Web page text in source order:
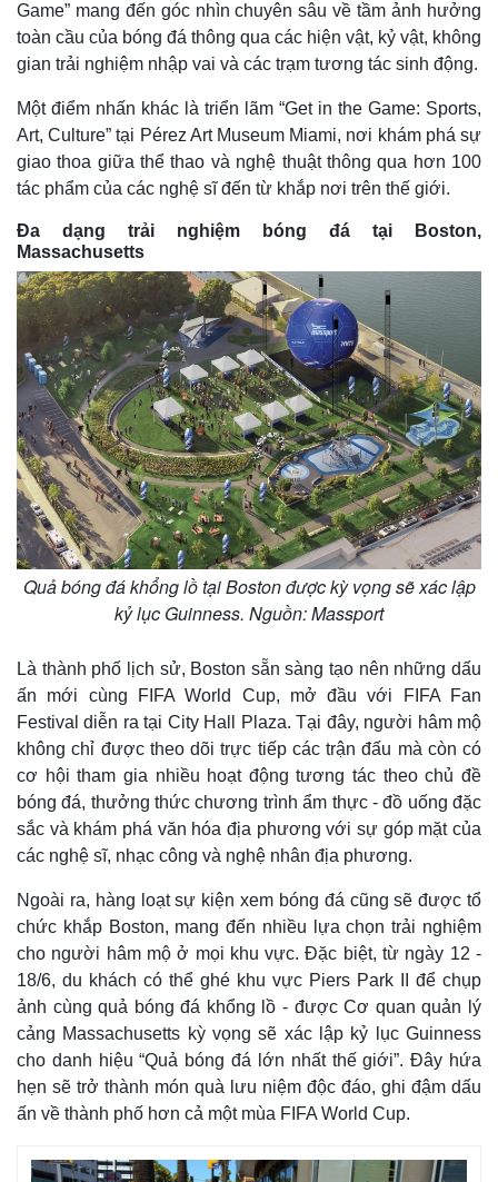
Thể thao
Bóng đá
Lịch thi đấu bóng đá
Thế giới thể thao
eSports
Hậu trường
Ô tô - Xe máy
Ô tô
Xe máy
Tư vấn
Game” mang đến góc nhìn chuyên sâu về tầm ảnh hưởng
toàn cầu của bóng đá thông qua các hiện vật, kỷ vật, không
gian trải nghiệm nhập vai và các trạm tương tác sinh động.
Một điểm nhấn khác là triển lãm “Get in the Game: Sports,
Art, Culture” tại Pérez Art Museum Miami, nơi khám phá sự
giao thoa giữa thể thao và nghệ thuật thông qua hơn 100
tác phẩm của các nghệ sĩ đến từ khắp nơi trên thế giới.
Đa dạng trải nghiệm bóng đá tại Boston,
Massachusetts
Quả bóng đá khổng lồ tại Boston được kỳ vọng sẽ xác lập
kỷ lục Guinness. Nguồn: Massport
Là thành phố lịch sử, Boston sẵn sàng tạo nên những dấu
ấn mới cùng FIFA World Cup, mở đầu với FIFA Fan
Festival diễn ra tại City Hall Plaza. Tại đây, người hâm mộ
không chỉ được theo dõi trực tiếp các trận đấu mà còn có
cơ hội tham gia nhiều hoạt động tương tác theo chủ đề
bóng đá, thưởng thức chương trình ẩm thực - đồ uống đặc
sắc và khám phá văn hóa địa phương với sự góp mặt của
các nghệ sĩ, nhạc công và nghệ nhân địa phương.
Ngoài ra, hàng loạt sự kiện xem bóng đá cũng sẽ được tổ
chức khắp Boston, mang đến nhiều lựa chọn trải nghiệm
cho người hâm mộ ở mọi khu vực. Đặc biệt, từ ngày 12 -
18/6, du khách có thể ghé khu vực Piers Park II để chụp
ảnh cùng quả bóng đá khổng lồ - được Cơ quan quản lý
cảng Massachusetts kỳ vọng sẽ xác lập kỷ lục Guinness
cho danh hiệu “Quả bóng đá lớn nhất thế giới”. Đây hứa
hẹn sẽ trở thành món quà lưu niệm độc đáo, ghi đậm dấu
ấn về thành phố hơn cả một mùa FIFA World Cup.